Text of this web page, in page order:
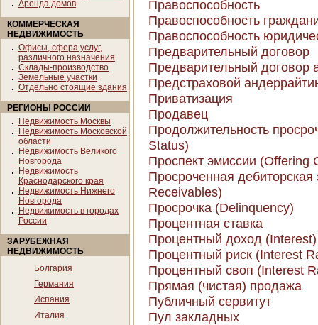
Аренда домов
КОММЕРЧЕСКАЯ
НЕДВИЖИМОСТЬ
Офисы, сфера услуг,
различного назначения
Склады-производство
Земельные участки
Отдельно стоящие здания
РЕГИОНЫ РОССИИ
Недвижимость Москвы
Недвижимость Московской
области
Недвижимость Великого
Новгорода
Недвижимость
Краснодарского края
Недвижимость Нижнего
Новгорода
Недвижимость в городах
России
ЗАРУБЕЖНАЯ
НЕДВИЖИМОСТЬ
Болгария
Германия
Испания
Италия
Правоспособность
Правоспособность
Правоспособность
Предварительный договор
Предварительный договор
Предстраховой
Приватизация
Продавец
Продолжительность
Status)
Проспект эмиссии (Offering
Просроченная
Receivables)
Просрочка (Delinquency)
Процентная ставка
Процентный доход (Interest)
Процентный риск (Interest
Процентный своп (Interest
Прямая (чистая) продажа
Публичный сервитут
Пул закладных